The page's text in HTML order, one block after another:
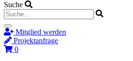
Suche
Mitglied werden
Projektanfrage
0